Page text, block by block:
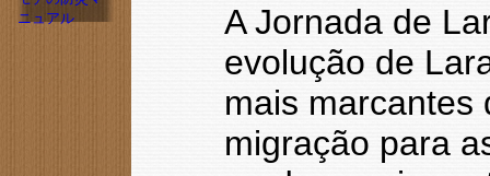
A Jornada de
evolução de
mais marcantes
migração para